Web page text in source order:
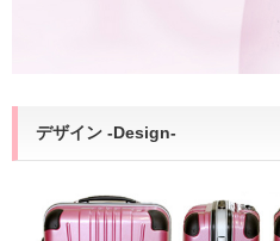
デザイン -Design-